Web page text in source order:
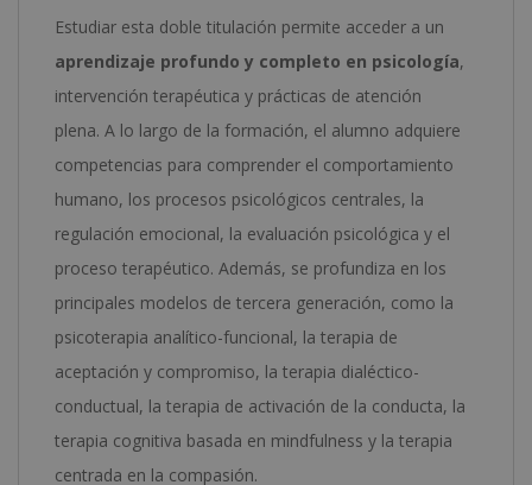
Estudiar esta doble titulación permite acceder a un
aprendizaje profundo y completo en psicología,
intervención terapéutica y prácticas de atención
plena. A lo largo de la formación, el alumno adquiere
competencias para comprender el comportamiento
humano, los procesos psicológicos centrales, la
regulación emocional, la evaluación psicológica y el
proceso terapéutico. Además, se profundiza en los
principales modelos de tercera generación, como la
psicoterapia analítico-funcional, la terapia de
aceptación y compromiso, la terapia dialéctico-
conductual, la terapia de activación de la conducta, la
terapia cognitiva basada en mindfulness y la terapia
centrada en la compasión.